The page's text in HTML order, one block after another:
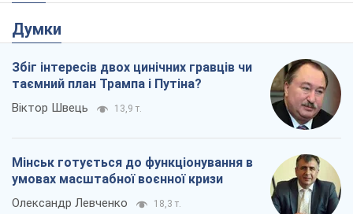
Думки
Збіг інтересів двох цинічних гравців чи
таємний план Трампа і Путіна?
Віктор Швець 13,9 т.
Мінськ готується до функціонування в
умовах масштабної воєнної кризи
Олександр Левченко 18,3 т.